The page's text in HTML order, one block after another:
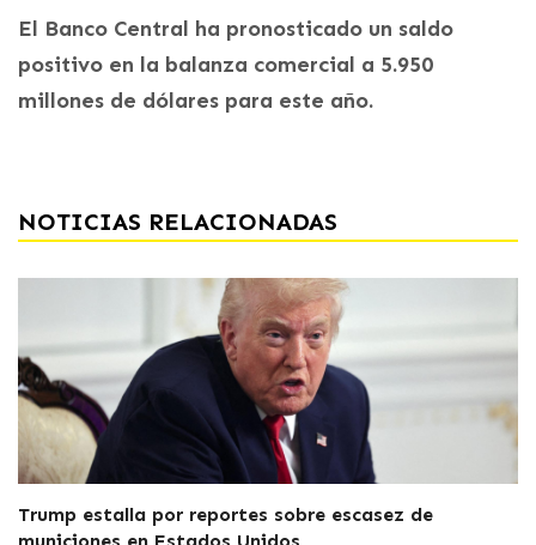
El Banco Central ha pronosticado un saldo
positivo en la balanza comercial a 5.950
millones de dólares para este año.
NOTICIAS RELACIONADAS
Trump estalla por reportes sobre escasez de